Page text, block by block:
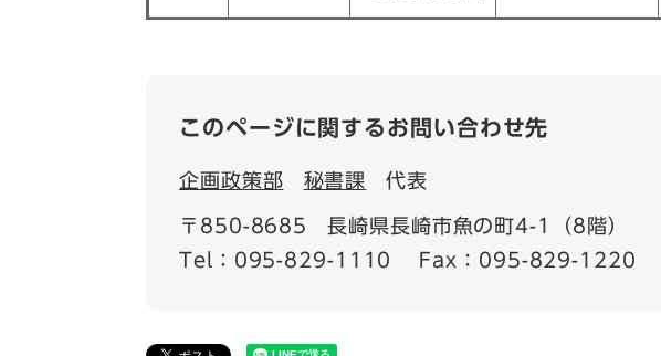
このページに関するお問い合わせ先
企画政策部 秘書課 代表
〒850-8685
長崎県長崎市魚の町4-1（8階）
Tel：095-829-1110
Fax：095-829-1220